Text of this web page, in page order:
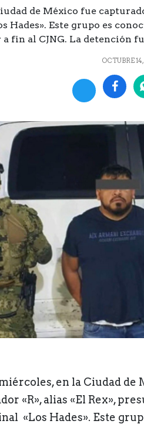
de México fue
Hades». Este grupo es
a fin al CJNG. La detención
OCTUBRE
en la Ciudad de
«R», alias «El Rex»,
«Los Hades». Este